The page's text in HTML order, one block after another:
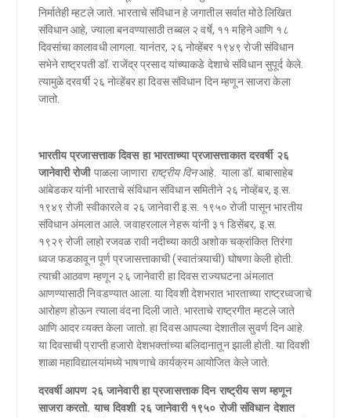
निर्मातेही म्हटले जाते. भारताचे संविधान हे जगातील सर्वात मोठे लिखित
संविधान आहे, ज्याला बनवण्यासाठी तब्बल २ वर्षे, ११ महिने आणि १८
दिवसांचा कालावधी लागला. यानंतर, २६ नोव्हेंबर १९४९ रोजी संविधान
सभेने राष्ट्रपती डॉ. राजेंद्र प्रसाद यांच्याकडे देशाचे संविधान सुपूर्द केले.
त्यामुळे दरवर्षी २६ नोव्हेंबर हा दिवस संविधान दिन म्हणून साजरा केला
जातो.
भारतीय प्रजासत्ताक दिवसहा भारताच्या प्रजासत्ताकात दरवर्षी २६
जानेवारी रोजी पाळला जाणारा राष्ट्रीय दिनआहे.
याला डॉ. बाबासाहेब
आंबेडकर यांनी भारताचे संविधान संविधान समितीने २६ नोव्हेंबर, इ.स.
१९४९ रोजी स्वीकारले व २६ जानेवारी इ.स. १९५० रोजी पासून भारतीय
संविधान अंमलात आले. जवाहरलाल नेहरू यांनी ३१ डिसेंबर, इ.स.
१९२९ रोजी लाहो रजवळ रावी नदीच्या काठी अशोक चक्रांकित तिरंगा
ध्वज फडकावून पूर्ण प्रजासत्ताकाची (स्वातंत्र्याची) घोषणा केली होती.
त्याची आठवण म्हणून २६ जानेवारी हा दिवस राज्यघटना अंमलात
आणण्यासाठी निवडण्यात आला. या दिवशी देशभरात भारताच्या राष्ट्रध्वजाचे
आरोहण होऊन त्याला वंदना दिली जाते. भारताचे राष्ट्रगीत म्हटले जाते
आणि आदर व्यक्त केला जातो. हा दिवस आपल्या देशातील सुवर्ण दिन आहे.
या दिवसाची प्राप्ती हजारो देशभक्तांच्या बलिदानातून झाली होती. या दिवशी
शाळा महाविद्यालयांमध्ये भाषणाचे कार्यक्रम आयोजित केले जाते‌.
दरवर्षी आपण २६ जानेवारी हा प्रजासत्ताक दिन राष्ट्रीय सण म्हणून
साजरा करतो. याच दिवशी २६ जानेवारी १९५० रोजी संविधान देशात